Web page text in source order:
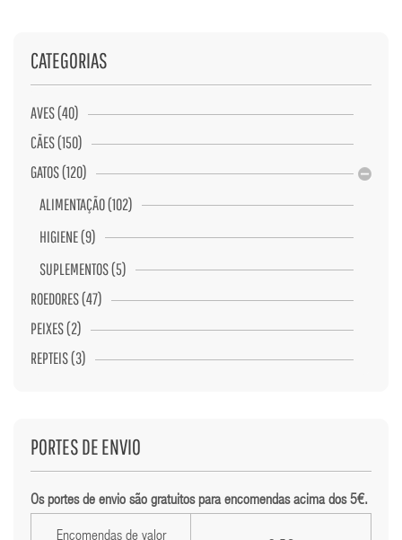
CATEGORIAS
AVES (40)
CÃES (150)
GATOS (120)
ALIMENTAÇÃO (102)
HIGIENE (9)
SUPLEMENTOS (5)
ROEDORES (47)
PEIXES (2)
REPTEIS (3)
PORTES DE ENVIO
Os portes de envio são gratuitos para encomendas acima dos 5€.